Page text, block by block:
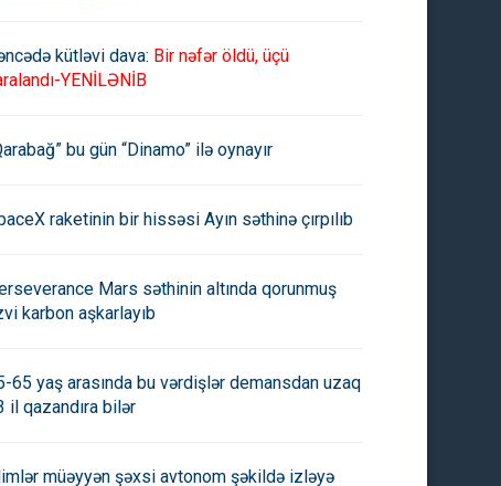
kütləvi dava: Bir nəfər öldü, üçü
YENİLƏNİB
bu gün “Dinamo” ilə oynayır
raketinin bir hissəsi Ayın səthinə çırpılıb
Mars səthinin altında qorunmuş
karbon aşkarlayıb
65 yaş arasında bu vərdişlər demansdan uzaq
il qazandıra bilər
müəyyən şəxsi avtonom şəkildə izləyə